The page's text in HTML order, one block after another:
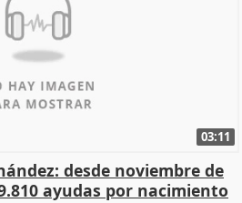
03:11
desde noviembre de
ayudas por nacimiento